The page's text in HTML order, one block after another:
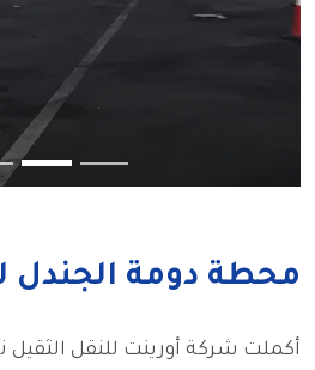
محطة دومة الجندل
أكملت شركة أورينت للنقل الثقيل